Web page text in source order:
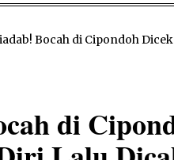
Bocah di Cipondoh
di